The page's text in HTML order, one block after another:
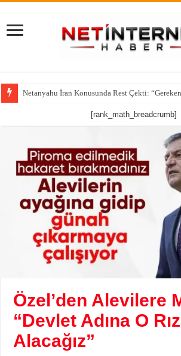
Netanyahu İran Konusunda Rest Çekti:
CNN’den çarpıcı iddia: ABD’nin kritik füze
[rank_math_breadcrumb]
Özel’den Alevilere
“Devlet Adına O
Alacağız”